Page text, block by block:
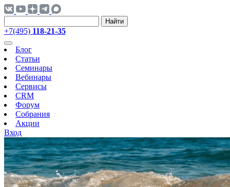
Найти
+7(495) 118-21-35
Блог
Статьи
Семинары
Вебинары
Сервисы
CRM
Форум
Собрания
Акции
Вход